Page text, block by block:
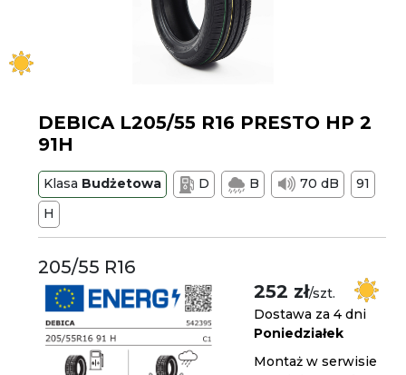
DEBICA L205/55 R16 PRESTO HP 2
91H
Klasa Budżetowa D B 70 dB
91
H
205/55 R16
252 zł/szt.
Dostawa za 4 dni
Poniedziałek
Montaż w serwisie